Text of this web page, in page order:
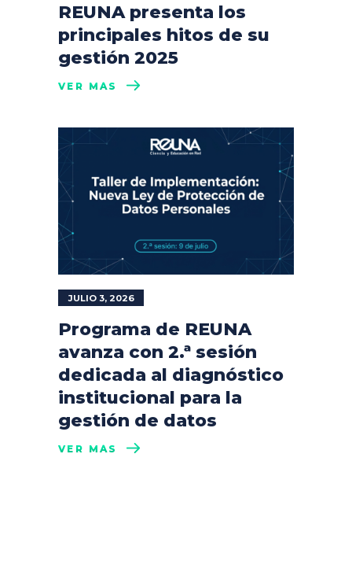
REUNA presenta los
principales hitos de su
gestión 2025
VER MÁS
JULIO 3, 2026
Programa de REUNA
avanza con 2.ª sesión
dedicada al diagnóstico
institucional para la
gestión de datos
VER MÁS